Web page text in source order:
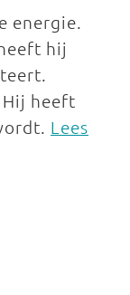
energie.
hij
heeft
Lees